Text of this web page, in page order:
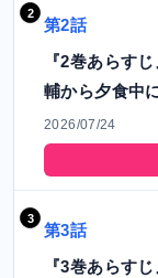
第2話
『2巻あらす
輔から夕食中
2026/07/24
第3話
『3巻あらす